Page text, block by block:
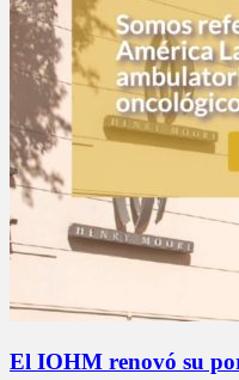
El IOHM renovó su